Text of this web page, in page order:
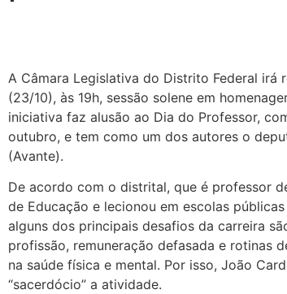
A Câmara Legislativa do Distrito Federal irá
(23/10), às 19h, sessão solene em
iniciativa faz alusão ao Dia do Professor,
outubro, e tem como um dos autores o
(Avante).
De acordo com o distrital, que é professor
de Educação e lecionou em escolas
alguns dos principais desafios da carreira
profissão, remuneração defasada e rotinas
na saúde física e mental. Por isso, João
“sacerdócio” a atividade.